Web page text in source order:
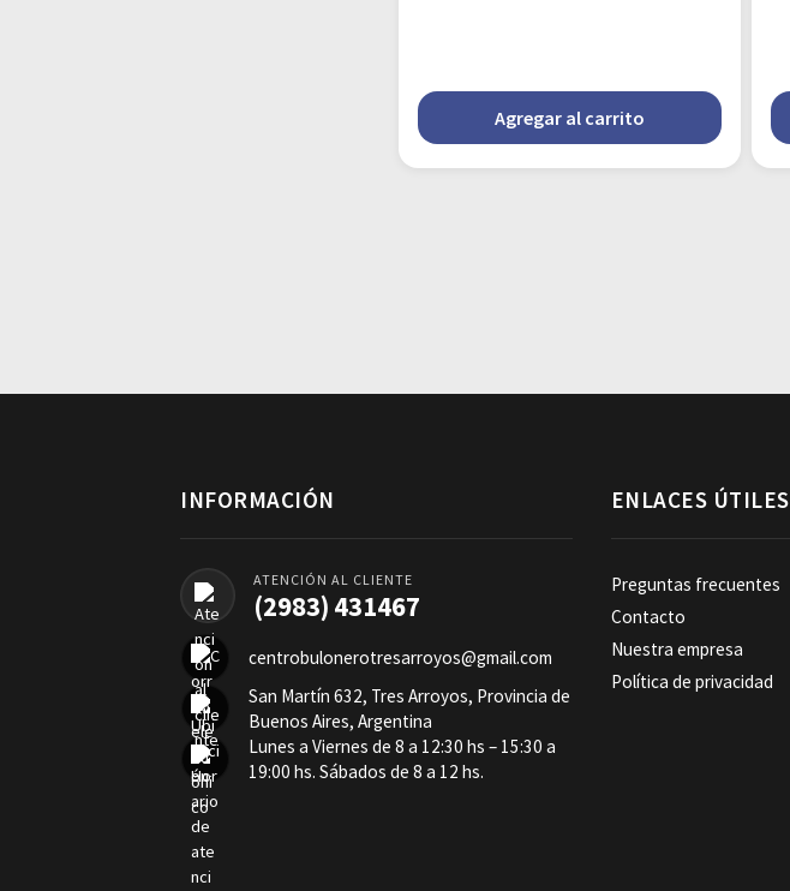
Agregar al carrito
INFORMACIÓN
ATENCIÓN AL CLIENTE
(2983) 431467
centrobulonerotresarroyos@gmail.com
San Martín 632, Tres Arroyos, Provincia de
Buenos Aires, Argentina
Lunes a Viernes de 8 a 12:30 hs – 15:30 a
19:00 hs. Sábados de 8 a 12 hs.
ENLACES ÚTILES
Preguntas frecuentes
Contacto
Nuestra empresa
Política de privacidad